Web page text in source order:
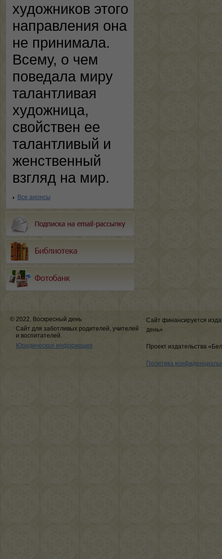
художников этого
направления она
не принимала.
Всему, о чем
поведала миру
талантливая
художница,
свойствен ее
талантливый и
женственный
взгляд на мир.
Все анонсы
© 2022, Воскресный день
Сайт для заботливых родителей, учителей
и воспитателей.
Юридическая информация
Сайт финансируется
день»
Проект издательства
Политика